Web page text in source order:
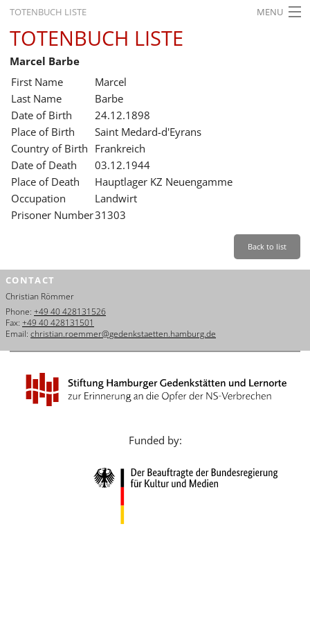
TOTENBUCH LISTE MENU
STARTSEITE
AUSSTELLUNGEN
GESCHICHTE
BILDUNG
FORSCHUNG
SERVICE
Leichte Sprache Back
Dansk
Español
Italiano
Nederlands
Português
TOTENBUCH LISTE
Marcel Barbe
First Name
Marcel
Last Name
Barbe
Date of Birth
24.12.1898
Place of Birth
Saint Medard-d'Eyrans
Country of Birth Frankreich
Date of Death
03.12.1944
Place of Death
Hauptlager KZ Neuengamme
Occupation
Landwirt
Prisoner Number31303
Back to list
CONTACT
Christian Römmer
Phone: +49 40 428131526
Fax: +49 40 428131501
Email: christian.roemmer@gedenkstaetten.hamburg.de
Funded by: